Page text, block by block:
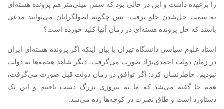
را برعهده داشت و این در حالی بود که شش میلی‌متر هم پرونده هسته‌ای
به سمت حل‌شدن جلو نرفت. پس چگونه اصولگرایان می‌توانند مدعی
باشند که حل پرونده هسته‌ای در زمان آنها کلید خورده است؟
استاد علوم سیاسی دانشگاه تهران با بیان اینکه اگر پرونده هسته‌ای ایران
در زمان دولت احمدی‌نژاد صورت می‌گرفت، دیگر شاهد هجمه‌ها به دولت
نبودیم، خاطرنشان کرد: اگر توافق در زمان دولت قبل صورت می‌گرفت،
همه جا گفته می‌شد که ما به پیروزی بزرگ دست یافتیم و این یک
دستاورد است و طاق نصرت در کوچه‌ها زده می‌شد.